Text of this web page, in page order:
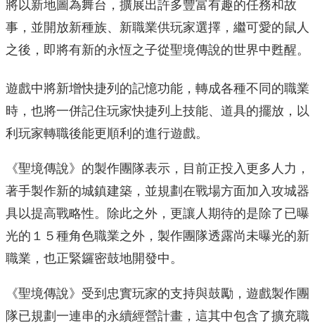
將以新地圖為舞台，擴展出許多豐富有趣的任務和故
事，並開放新種族、新職業供玩家選擇，繼可愛的鼠人
之後，即將有新的永恆之子從聖境傳說的世界中甦醒。
遊戲中將新增快捷列的記憶功能，轉成各種不同的職業
時，也將一併記住玩家快捷列上技能、道具的擺放，以
利玩家轉職後能更順利的進行遊戲。
《聖境傳說》的製作團隊表示，目前正投入更多人力，
著手製作新的城鎮建築，並規劃在戰場方面加入攻城器
具以提高戰略性。除此之外，更讓人期待的是除了已曝
光的１５種角色職業之外，製作團隊透露尚未曝光的新
職業，也正緊鑼密鼓地開發中。
《聖境傳說》受到忠實玩家的支持與鼓勵，遊戲製作團
隊已規劃一連串的永續經營計畫，這其中包含了擴充職